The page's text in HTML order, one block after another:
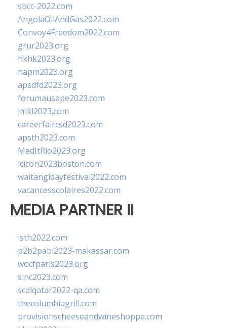
sbcc-2022.com
AngolaOilAndGas2022.com
Convoy4Freedom2022.com
grur2023.org
hkhk2023.org
napm2023.org
apsdfd2023.org
forumausape2023.com
imkl2023.com
careerfaircsd2023.com
apsth2023.com
MedItRio2023.org
lcicon2023boston.com
waitangidayfestival2022.com
vacancesscolaires2022.com
MEDIA PARTNER II
isth2022.com
p2b2pabi2023-makassar.com
wocfparis2023.org
sinc2023.com
scdlqatar2022-qa.com
thecolumbiagrill.com
provisionscheeseandwineshoppe.com